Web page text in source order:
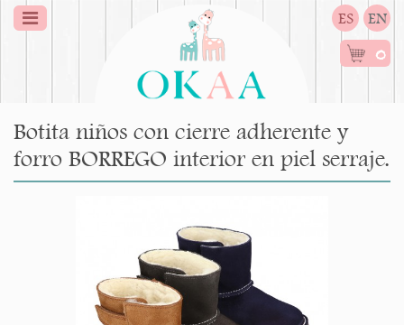
ES EN
0
Botita niños con cierre adherente y
forro BORREGO interior en piel serraje.